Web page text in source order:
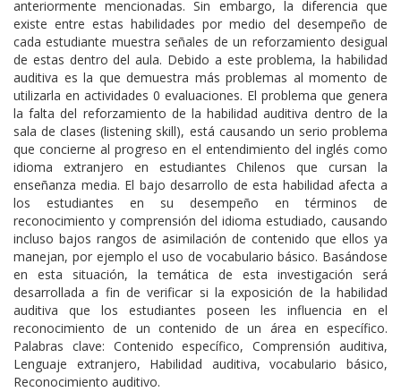
anteriormente mencionadas. Sin embargo, la diferencia que
existe entre estas habilidades por medio del desempeño de
cada estudiante muestra señales de un reforzamiento desigual
de estas dentro del aula. Debido a este problema, la habilidad
auditiva es la que demuestra más problemas al momento de
utilizarla en actividades 0 evaluaciones. El problema que genera
la falta del reforzamiento de la habilidad auditiva dentro de la
sala de clases (listening skill), está causando un serio problema
que concierne al progreso en el entendimiento del inglés como
idioma extranjero en estudiantes Chilenos que cursan la
enseñanza media. El bajo desarrollo de esta habilidad afecta a
los estudiantes en su desempeño en términos de
reconocimiento y comprensión del idioma estudiado, causando
incluso bajos rangos de asimilación de contenido que ellos ya
manejan, por ejemplo el uso de vocabulario básico. Basándose
en esta situación, la temática de esta investigación será
desarrollada a fin de verificar si la exposición de la habilidad
auditiva que los estudiantes poseen les influencia en el
reconocimiento de un contenido de un área en específico.
Palabras clave: Contenido específico, Comprensión auditiva,
Lenguaje extranjero, Habilidad auditiva, vocabulario básico,
Reconocimiento auditivo.